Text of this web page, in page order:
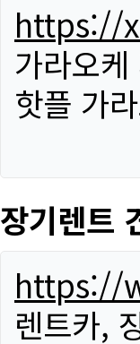
https://
가라오
핫플 가
장기렌트
https://
렌트카,